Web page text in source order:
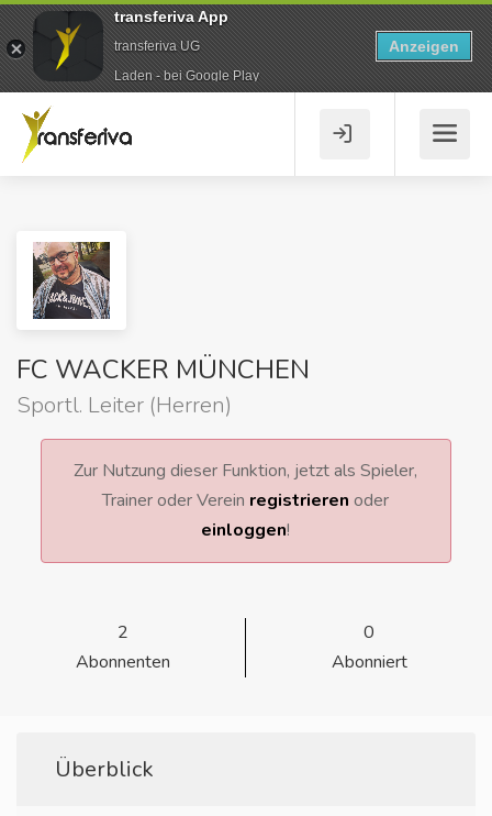
FC WACKER MÜNCHEN
Sportl. Leiter (Herren)
Zur Nutzung dieser Funktion, jetzt als Spieler,
Trainer oder Verein registrieren oder
einloggen!
2
Abonnenten
0
Abonniert
Überblick
transferiva App
transferiva UG
Laden - bei Google Play
Anzeigen